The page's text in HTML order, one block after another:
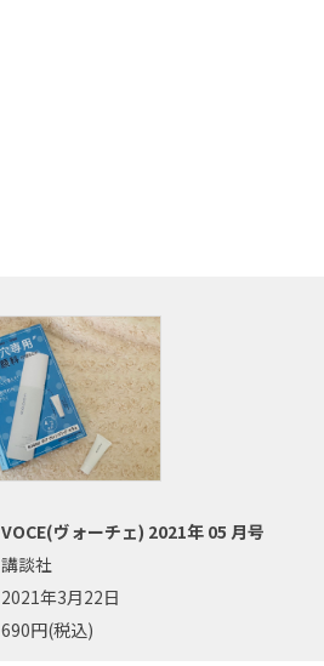
VOCE(ヴォーチェ) 2021年 05 月号
講談社
2021年3月22日
690円(税込)